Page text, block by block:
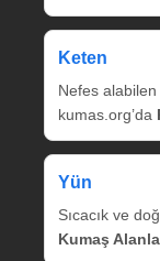
Keten
Nefes alabilen
kumas.org’da
Yün
Sıcacık ve
Kumaş